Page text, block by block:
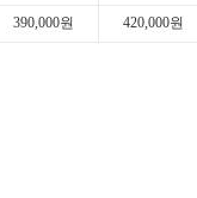
390,000원 420,000원